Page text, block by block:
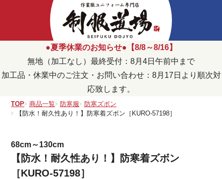
●夏季休業のお知らせ●【8/8～8/16】
無地（加工なし）最終受付：8月4日午前中まで
加工品・休業中のご注文・お問い合わせ：8月17日より順次対
応致します。
TOP 商品一覧 防寒服
防寒ズボン
【防水！耐久性あり！】防寒着ズボン［KURO-57198］
68cm～130cm
【防水！耐久性あり！】防寒着ズボン
［KURO-57198］